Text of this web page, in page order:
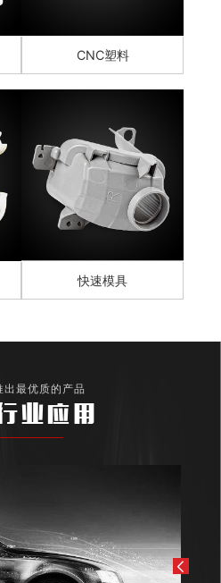
CNC塑料
快速模具
出最优质的产品
业应用